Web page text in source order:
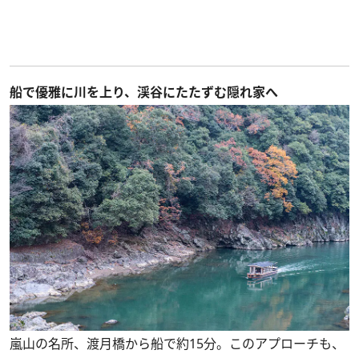
船で優雅に川を上り、渓谷にたたずむ隠れ家へ
嵐山の名所、渡月橋から船で約15分。このアプローチも、